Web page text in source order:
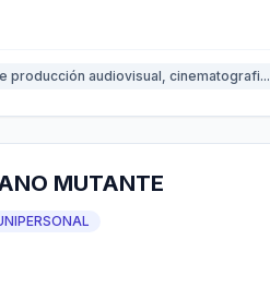
producción audiovisual, cinematografi...
MUTANTE